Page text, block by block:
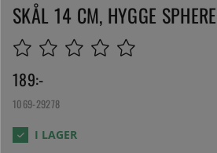
SKÅL 14 CM, HYGGE
189:-
1069-29278